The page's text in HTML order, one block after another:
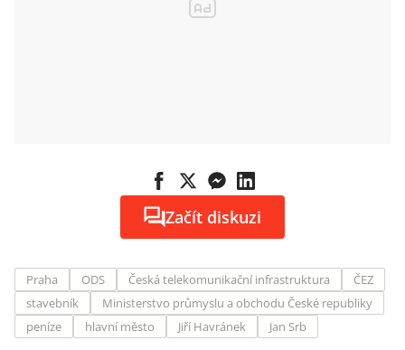
Začít diskuzi
Praha ODS Česká telekomunikační infrastruktura
ČEZ
stavebník
Ministerstvo průmyslu a obchodu České republiky
peníze
hlavní město Jiří Havránek Jan Srb